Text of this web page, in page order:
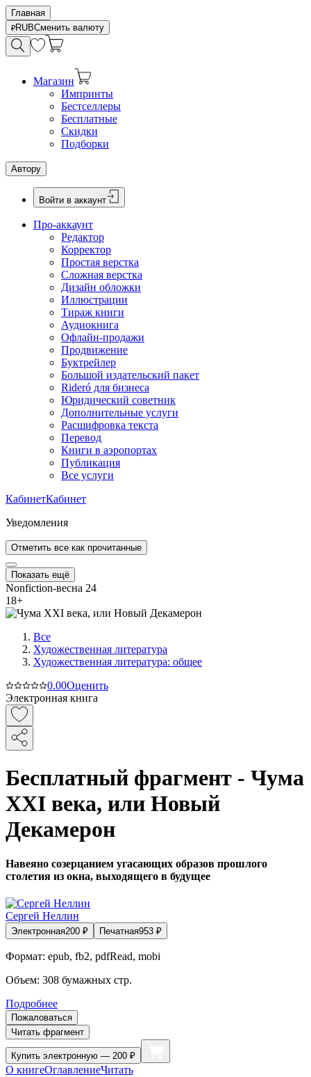
Главная
RUBСменить валюту
Магазин
Импринты
Бестселлеры
Бесплатные
Скидки
Подборки
Автору
Войти в аккаунт
Про-аккаунт
Редактор
Корректор
Простая верстка
Сложная верстка
Дизайн обложки
Иллюстрации
Тираж книги
Аудиокнига
Офлайн-продажи
Продвижение
Буктрейлер
Большой издательский пакет
Rideró для бизнеса
Юридический советник
Дополнительные услуги
Расшифровка текста
Перевод
Книги в аэропортах
Публикация
Все услуги
КабинетКабинет
Уведомления
Отметить все как прочитанные
Показать ещё
Nonfiction-весна 24
18+
Все
Художественная литература
Художественная литература: общее
0.00Оценить
Электронная книга
Бесплатный фрагмент - Чума
XXI века, или Новый
Декамерон
Навеяно созерцанием угасающих образов прошлого
столетия из окна, выходящего в будущее
Сергей Неллин
Электронная200 ₽ Печатная953 ₽
Формат: epub, fb2, pdfRead, mobi
Объем: 308 бумажных стр.
Подробнее
Пожаловаться
Читать фрагмент
Купить электронную — 200 ₽
О книгеОглавлениеЧитать